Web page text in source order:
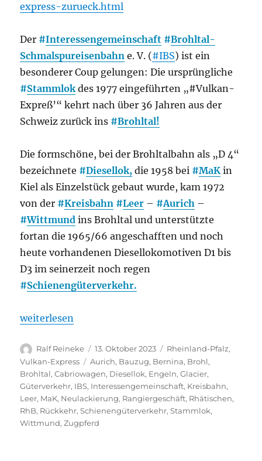
express-zurueck.html
Der #Interessengemeinschaft #Brohltal-
Schmalspureisenbahn e. V. (#IBS) ist ein
besonderer Coup gelungen: Die ursprüngliche
#Stammlokdes 1977 eingeführten „#Vulkan-
Expreß’“ kehrt nach über 36 Jahren aus der
Schweiz zurück ins #Brohltal!
Die formschöne, bei der Brohltalbahn als „D 4“
bezeichnete #Diesellok, die 1958 bei #MaK in
Kiel als Einzelstück gebaut wurde, kam 1972
von der #Kreisbahn #Leer – #Aurich –
#Wittmund ins Brohltal und unterstützte
fortan die 1965/66 angeschafften und noch
heute vorhandenen Diesellokomotiven D1 bis
D3 im seinerzeit noch regen
#Schienengüterverkehr.
„Loklegende D4 kehrt zum „Vulkan-Expreß“
weiterlesen
Autor
Ralf Reineke
Veröffentlicht
am
13. Oktober 2023 Kategorien
Rheinland-Pfalz,
Vulkan-Express
Schlagwörter
Aurich, Bauzug, Bernina, Brohl,
Brohltal,Cabriowagen, Diesellok, Engeln,Glacier,
Güterverkehr, IBS, Interessengemeinschaft, Kreisbahn,
Leer, MaK, Neulackierung, Rangiergeschäft, Rhätischen,
RhB, Rückkehr,Schienengüterverkehr,Stammlok,
Wittmund,Zugpferd